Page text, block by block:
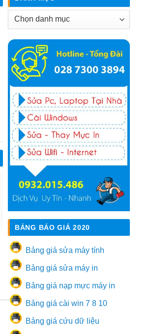
Danh
BẢNG BÁO GIÁ 2020
Bảng giá sửa máy tính
Bảng giá sửa máy in
Bảng giá nạp mực máy in
Bảng giá cài win 7 8 10
Bảng giá cứu dữ liệu